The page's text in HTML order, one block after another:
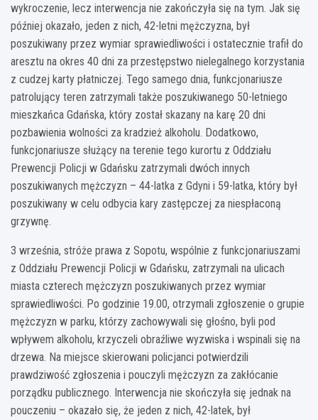
wykroczenie, lecz interwencja nie zakończyła się na tym. Jak się
później okazało, jeden z nich, 42-letni mężczyzna, był
poszukiwany przez wymiar sprawiedliwości i ostatecznie trafił do
aresztu na okres 40 dni za przestępstwo nielegalnego korzystania
z cudzej karty płatniczej. Tego samego dnia, funkcjonariusze
patrolujący teren zatrzymali także poszukiwanego 50-letniego
mieszkańca Gdańska, który został skazany na karę 20 dni
pozbawienia wolności za kradzież alkoholu. Dodatkowo,
funkcjonariusze służący na terenie tego kurortu z Oddziału
Prewencji Policji w Gdańsku zatrzymali dwóch innych
poszukiwanych mężczyzn – 44-latka z Gdyni i 59-latka, który był
poszukiwany w celu odbycia kary zastępczej za niespłaconą
grzywnę.
3 września, stróże prawa z Sopotu, wspólnie z funkcjonariuszami
z Oddziału Prewencji Policji w Gdańsku, zatrzymali na ulicach
miasta czterech mężczyzn poszukiwanych przez wymiar
sprawiedliwości. Po godzinie 19.00, otrzymali zgłoszenie o grupie
mężczyzn w parku, którzy zachowywali się głośno, byli pod
wpływem alkoholu, krzyczeli obraźliwe wyzwiska i wspinali się na
drzewa. Na miejsce skierowani policjanci potwierdzili
prawdziwość zgłoszenia i pouczyli mężczyzn za zakłócanie
porządku publicznego. Interwencja nie skończyła się jednak na
pouczeniu – okazało się, że jeden z nich, 42-latek, był